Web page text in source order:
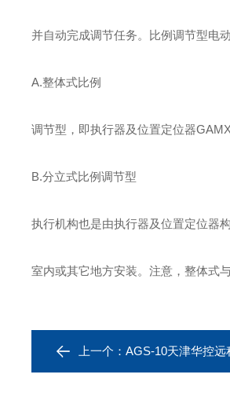
并自动完成调节任务。比例调节型电
A.整体式比例
调节型，即执行器及位置定位器
B.分立式比例调节型
执行机构也是由执行器及位置定位器
室内或其它地方安装。注意，整体式
上一个： AGS-10天津华控远程控